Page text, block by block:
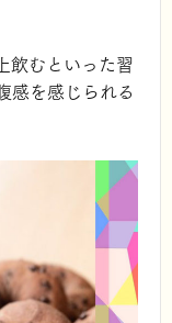
飲むといった習
感を感じられる